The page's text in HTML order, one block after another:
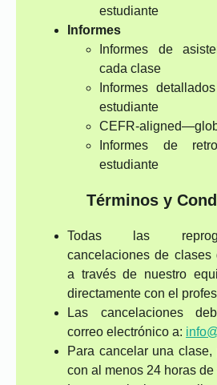
estudiante
Informes
Informes de
cada clase
Informes
estudiante
CEFR-
Informes de
estudiante
Términos y
Todas las
cancelaciones de clases
a través de nuestro
directamente con el
Las cancelaciones
correo electrónico a:
Para cancelar una
con al menos 24 horas